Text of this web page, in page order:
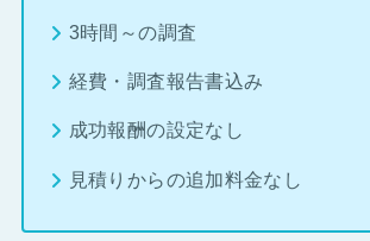
3時間～の調査
経費・調査報告書込み
成功報酬の設定なし
見積りからの追加料金なし